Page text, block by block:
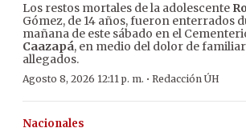
Los restos mortales de la adolescente
Gómez, de 14 años, fueron enterrados
mañana de este sábado en el
Caazapá, en medio del dolor de
allegados.
Agosto 8, 2026 12:11 p. m. · Redacción ÚH
Nacionales